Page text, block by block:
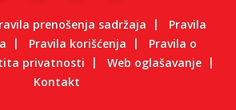
prenošenja sadržaja
Pravila
Pravila korišćenja
Pravila o
privatnosti
Web oglašavanje
Kontakt